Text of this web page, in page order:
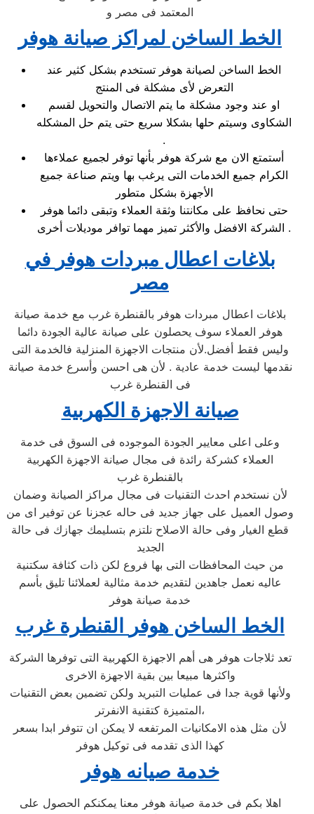
المعتمد فى مصر و
الخط الساخن لمراكز صيانة هوفر
الخط الساخن لصيانة هوفر تستخدم بشكل كثير عند
التعرض لأى مشكلة فى المنتج
او عند وجود مشكلة ما يتم الاتصال والتحويل لقسم
الشكاوى وسيتم حلها بشكلا سريع حتى يتم حل المشكله
.
أستمتع الان مع شركة هوفر بأنها توفر لجميع عملاءها
الكرام جميع الخدمات التى يرغب بها ويتم صناعة جميع
الأجهزة بشكل متطور
حتى نحافظ على مكانتنا وثقة العملاء وتبقى دائما هوفر
الشركة الافضل والأكثر تميز مهما توافر موديلات أخرى .
بلاغات اعطال مبردات هوفر في
مصر
بلاغات اعطال مبردات هوفر بالقنطرة غرب مع خدمة صيانة
هوفر العملاء سوف يحصلون على صيانة عالية الجودة دائما
وليس فقط أفضل.لأن منتجات الاجهزة المنزلية فالخدمة التى
نقدمها ليست خدمة عادية . لأن هى احسن وأسرع خدمة صيانة
فى القنطرة غرب
صيانة الاجهزة الكهربية
وعلى اعلى معايير الجودة الموجوده فى السوق فى خدمة
العملاء كشركة رائدة فى مجال صيانة الاجهزة الكهربية
بالقنطرة غرب
لأن نستخدم احدث التقنيات فى مجال مراكز الصيانة وضمان
وصول العميل على جهاز جديد فى حاله عجزنا عن توفير اى من
قطع الغيار وفى حالة الاصلاح نلتزم بتسليمك جهازك فى حالة
الجديد
من حيث المحافظات التى بها فروع لكن ذات كثافة سكتنية
عاليه نعمل جاهدين لتقديم خدمة مثالية لعملائنا تليق بأسم
خدمة صيانة هوفر
الخط الساخن هوفر القنطرة غرب
تعد ثلاجات هوفر هى أهم الاجهزة الكهربية التى توفرها الشركة
واكثرها مبيعا بين بقية الاجهزة الاخرى
ولأنها قوية جدا فى عمليات التبريد ولكن تضمين بعض التقنيات
المتميزة كتقنية الانفرتر،
لأن مثل هذه الامكانيات المرتفعه لا يمكن ان تتوفر ابدا بسعر
كهذا الذى تقدمه فى توكيل هوفر
خدمة صيانه هوفر
اهلا بكم فى خدمة صيانة هوفر معنا يمكنكم الحصول على